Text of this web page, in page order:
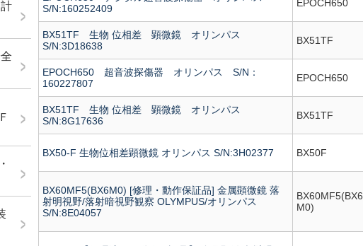
S/N:160252409
EPOCH650
BX51TF 生物 位相差 顕微鏡 オリンパス
S/N:3D18638
BX51TF
EPOCH650 超音波探傷器 オリンパス S/N：
160227807
EPOCH650
BX51TF 生物 位相差 顕微鏡 オリンパス
S/N:8G17636
BX51TF
BX50-F 生物位相差顕微鏡 オリンパス S/N:3H02377 BX50F
BX60MF5(BX6M0) [修理・動作保証品] 金属顕微鏡 落
射明視野/落射暗視野観察 OLYMPUS/オリンパス
S/N:8E04057
BX60MF5(BX6
M0)